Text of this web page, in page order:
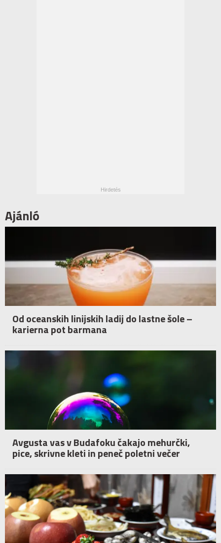
Ajánló
Od oceanskih linijskih ladij do lastne šole –
karierna pot barmana
Avgusta vas v Budafoku čakajo mehurčki,
pice, skrivne kleti in peneč poletni večer